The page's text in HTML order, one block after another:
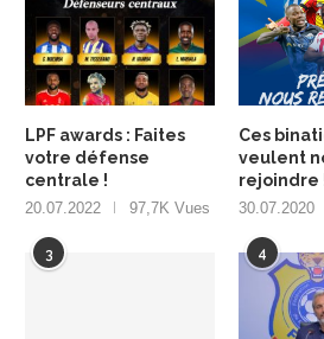
LPF awards : Faites
votre défense
centrale !
20.07.2022 97,7K Vues
Ces
veulent
rejoindre
30.07.2020
3 4